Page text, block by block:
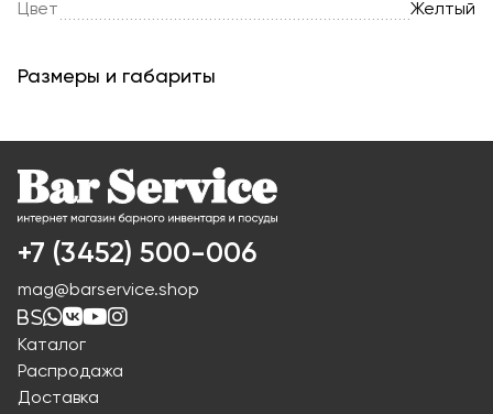
Цвет Желтый
Размеры и габариты
+7 (3452) 500-006
mag@barservice.shop
Каталог
Распродажа
Доставка